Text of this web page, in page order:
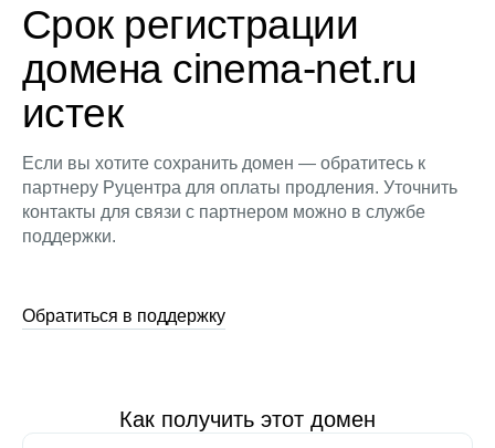
Срок регистрации
домена cinema-net.ru
истек
Если вы хотите сохранить домен — обратитесь к
партнеру Руцентра для оплаты продления. Уточнить
контакты для связи с партнером можно в службе
поддержки.
Обратиться в поддержку
Как получить этот домен